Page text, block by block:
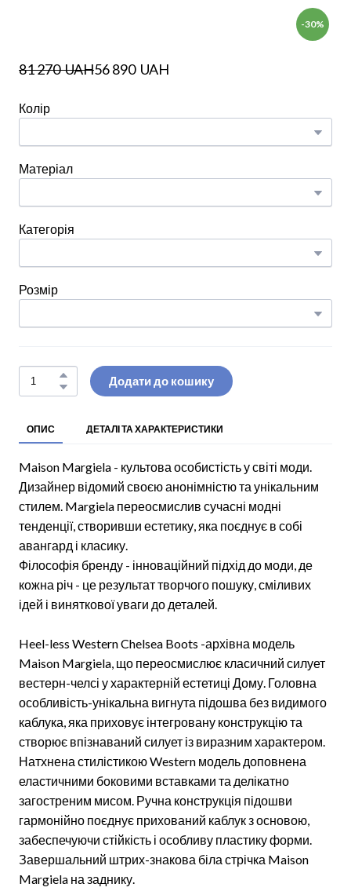
-30%
81 270  UAH56 890  UAH
Колір
Матеріал
Категорія
Розмір
Додати до кошику
ОПИС ДЕТАЛІ ТА ХАРАКТЕРИСТИКИ
Maison Margiela - культова особистість у світі моди.
Дизайнер відомий своєю анонімністю та унікальним
стилем. Margiela переосмислив сучасні модні
тенденції, створивши естетику, яка поєднує в собі
авангард і класику.
Філософія бренду - інноваційний підхід до моди, де
кожна річ - це результат творчого пошуку, сміливих
ідей і виняткової уваги до деталей.
Heel-less Western Chelsea Boots -архівна модель
Maison Margiela, що переосмислює класичний силует
вестерн-челсі у характерній естетиці Дому. Головна
особливість-унікальна вигнута підошва без видимого
каблука, яка приховує інтегровану конструкцію та
створює впізнаваний силует із виразним характером.
Натхнена стилістикою Western модель доповнена
еластичними боковими вставками та делікатно
загостреним мисом. Ручна конструкція підошви
гармонійно поєднує прихований каблук з основою,
забеспечуючи стійкість і особливу пластику форми.
Завершальний штрих-знакова біла стрічка Maison
Margiela на заднику.